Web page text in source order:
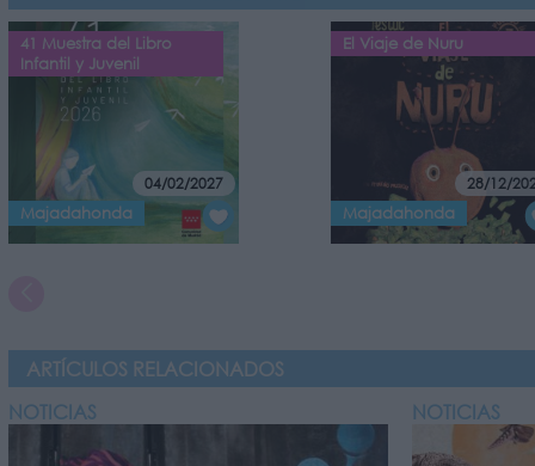
41 Muestra del Libro
Infantil y Juvenil
04/02/2027
Majadahonda
El Viaje de Nuru
28/12/
Majadahonda
ARTÍCULOS RELACIONADOS
NOTICIAS
NOTICIAS